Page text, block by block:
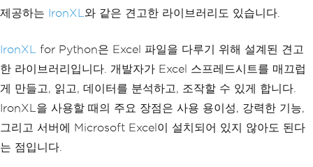
제공하는 IronXL 와 같은 견고한 라이브러리도 있습니다.
IronXL
for Python은 Excel 파일을 다루기 위해 설계된 견고
한 라이브러리입니다. 개발자가 Excel 스프레드시트를 매끄럽
게 만들고, 읽고, 데이터를 분석하고, 조작할 수 있게 합니다.
IronXL을 사용할 때의 주요 장점은 사용 용이성, 강력한 기능,
그리고 서버에 Microsoft Excel이 설치되어 있지 않아도 된다
는 점입니다.